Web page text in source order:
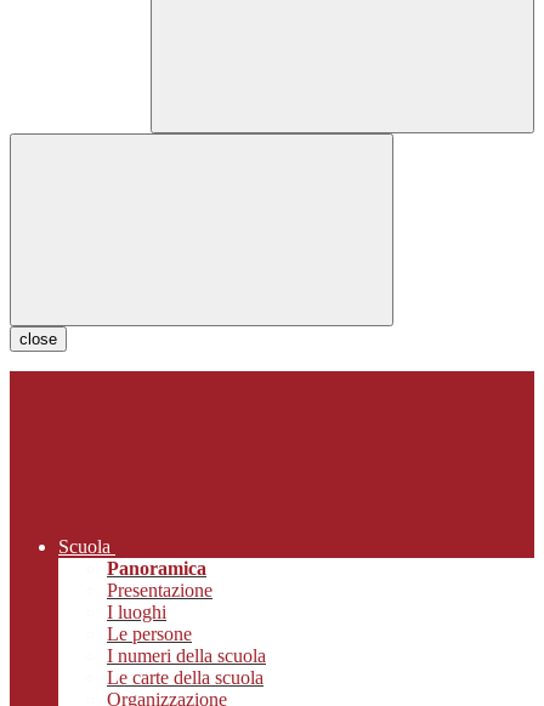
close
Scuola
Panoramica
Presentazione
I luoghi
Le persone
I numeri della scuola
Le carte della scuola
Organizzazione